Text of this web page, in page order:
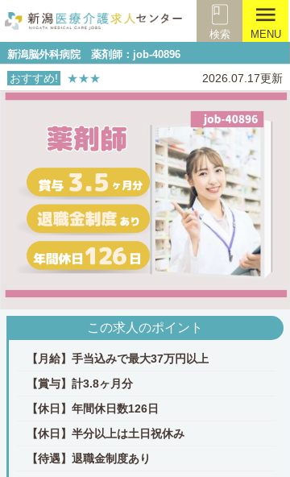
検索
menu
MENU
新潟脳外科病院 薬剤師：job-40896
おすすめ! ★★★ 2026.07.17更新
この求人のポイント
【月給】手当込みで最大37万円以上
【賞与】計3.8ヶ月分
【休日】年間休日数126日
【休日】半分以上は土日祝休み
【待遇】退職金制度あり